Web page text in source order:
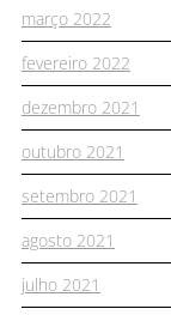
março 2022
fevereiro 2022
dezembro 2021
outubro 2021
setembro 2021
agosto 2021
julho 2021